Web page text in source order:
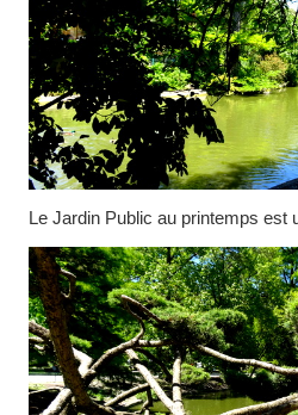
Le Jardin Public au printemps est